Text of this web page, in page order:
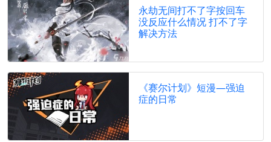
永劫无间打不了字按回车
没反应什么情况 打不了字
解决方法
《赛尔计划》短漫—强迫
症的日常